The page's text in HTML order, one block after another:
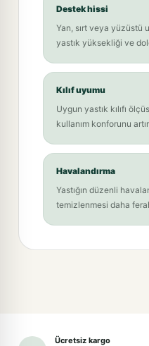
Destek hissi
Yan, sırt veya yüzüstü
yastık yüksekliği ve
Kılıf uyumu
Uygun yastık kılıfı
kullanım konforunu
Havalandırma
Yastığın düzenli
temizlenmesi daha
Ücretsiz kargo